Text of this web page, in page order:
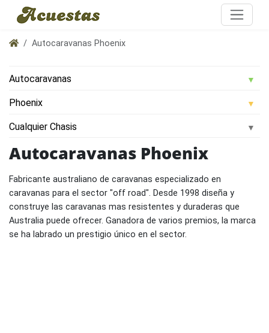
Autocaravanas Phoenix
Autocaravanas Phoenix
Fabricante australiano de caravanas especializado en
caravanas para el sector "off road". Desde 1998 diseña y
construye las caravanas mas resistentes y duraderas que
Australia puede ofrecer. Ganadora de varios premios, la marca
se ha labrado un prestigio único en el sector.